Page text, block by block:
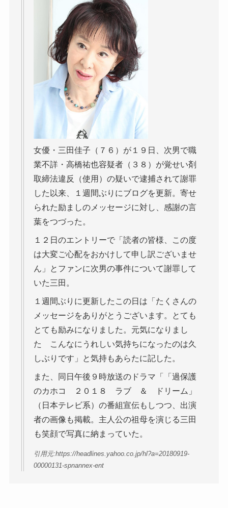
女優・三田佳子（７６）が１９日、次男で職
業不詳・高橋祐也容疑者（３８）が覚せい剤
取締法違反（使用）の疑いで逮捕されて謝罪
した以来、１週間ぶりにブログを更新。寄せ
られた励ましのメッセージに対し、感謝の言
葉をつづった。
１２日のエントリーで「読者の皆様、この度
は大変ご心配をおかけして申し訳ございませ
ん」とファンに次男の事件について謝罪して
いた三田。
１週間ぶりに更新したこの日は「たくさんの
メッセージをありがとうございます。とても
とても励みになりました。元気になりまし
た こんなにうれしい気持ちになったのは久
しぶりです」と気持もあらたに記した。
また、同日午後９時放送のドラマ「「過保護
のカホコ ２０１８ ラブ ＆ ドリーム」
（日本テレビ系）の番組宣伝もしつつ、出演
者の画像も掲載。主人公の祖母を演じる三田
も笑顔で写真に納まっていた。
引用元:https://headlines.yahoo.co.jp/hl?a=20180919-
00000131-spnannex-ent